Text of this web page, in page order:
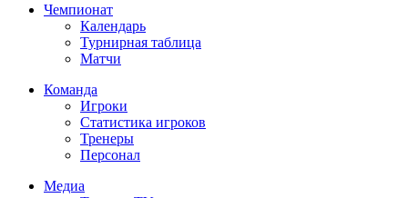
Чемпионат
Календарь
Турнирная таблица
Матчи
Команда
Игроки
Статистика игроков
Тренеры
Персонал
Медиа